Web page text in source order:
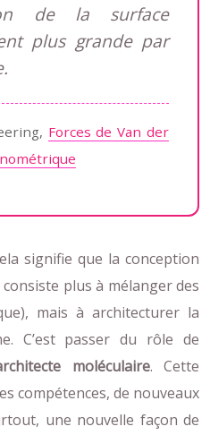
de la surface
plus grande par
Forces de Van der
signifie que la conception
plus à mélanger des
mais à architecturer la
C’est passer du rôle de
moléculaire. Cette
compétences, de nouveaux
une nouvelle façon de